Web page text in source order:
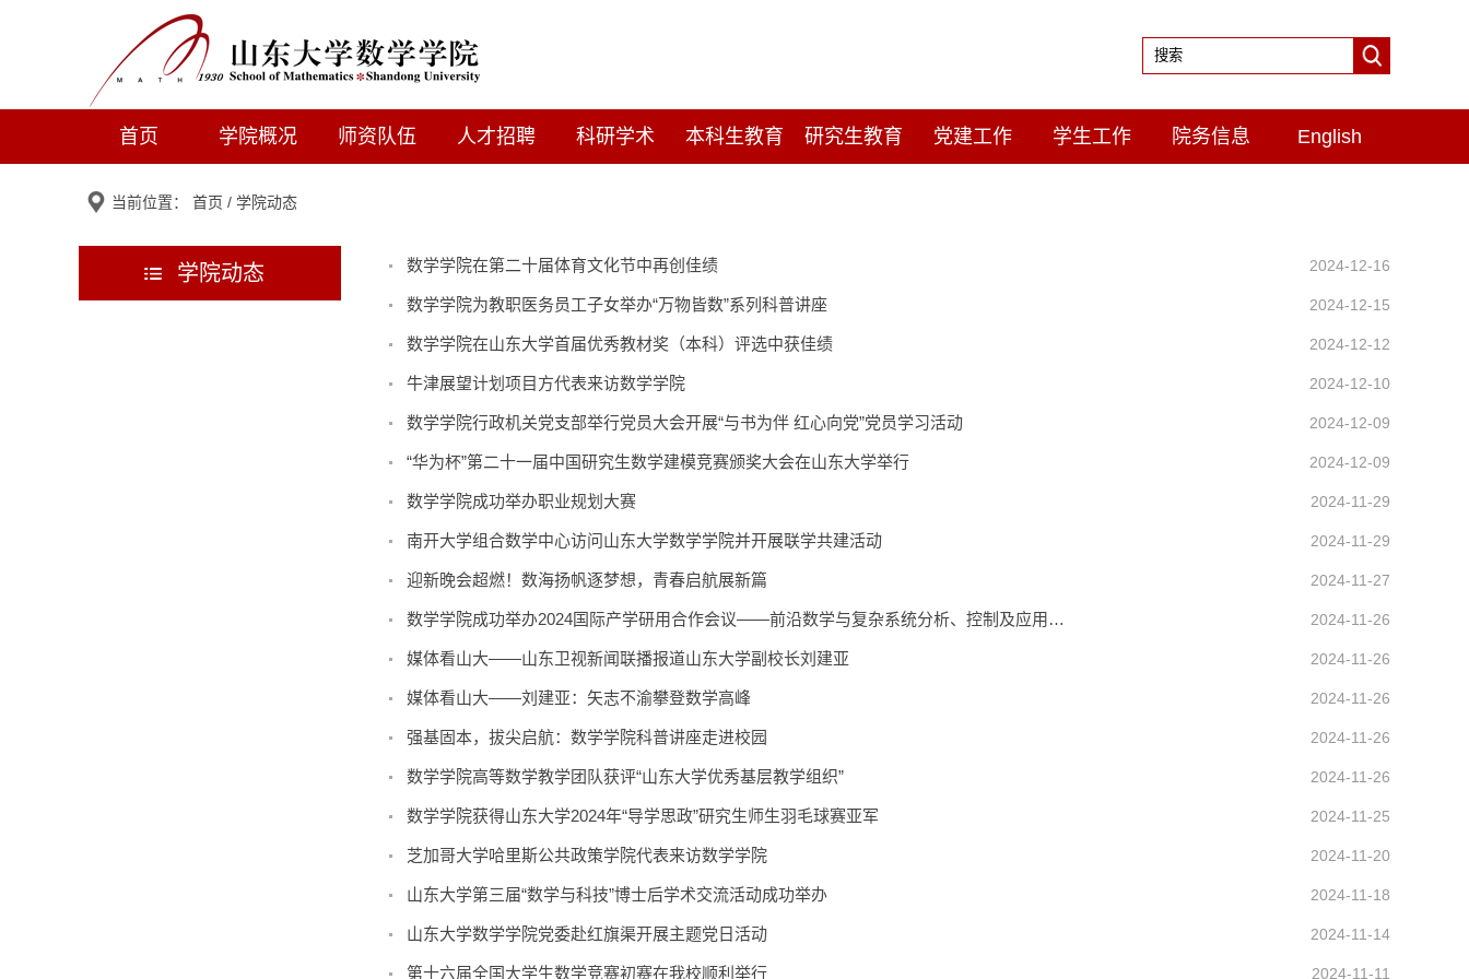
首页 学院概况 师资队伍 人才招聘 科研学术 本科生教育 研究生教育 党建工作 学生工作 院务信息 English
当前位置： 首页 / 学院动态
学院动态 数学学院在第二十届体育文化节中再创佳绩 2024-12-16
数学学院为教职医务员工子女举办“万物皆数”系列科普讲座 2024-12-15
数学学院在山东大学首届优秀教材奖（本科）评选中获佳绩 2024-12-12
牛津展望计划项目方代表来访数学学院 2024-12-10
数学学院行政机关党支部举行党员大会开展“与书为伴 红心向党”党员学习活动 2024-12-09
“华为杯”第二十一届中国研究生数学建模竞赛颁奖大会在山东大学举行 2024-12-09
数学学院成功举办职业规划大赛 2024-11-29
南开大学组合数学中心访问山东大学数学学院并开展联学共建活动 2024-11-29
迎新晚会超燃！数海扬帆逐梦想，青春启航展新篇 2024-11-27
数学学院成功举办2024国际产学研用合作会议——前沿数学与复杂系统分析、控制及应用… 2024-11-26
媒体看山大——山东卫视新闻联播报道山东大学副校长刘建亚 2024-11-26
媒体看山大——刘建亚：矢志不渝攀登数学高峰 2024-11-26
强基固本，拔尖启航：数学学院科普讲座走进校园 2024-11-26
数学学院高等数学教学团队获评“山东大学优秀基层教学组织” 2024-11-26
数学学院获得山东大学2024年“导学思政”研究生师生羽毛球赛亚军 2024-11-25
芝加哥大学哈里斯公共政策学院代表来访数学学院 2024-11-20
山东大学第三届“数学与科技”博士后学术交流活动成功举办 2024-11-18
山东大学数学学院党委赴红旗渠开展主题党日活动 2024-11-14
第十六届全国大学生数学竞赛初赛在我校顺利举行 2024-11-11